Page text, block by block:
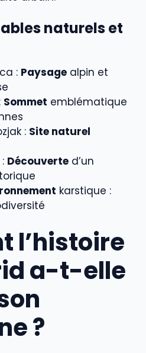
naturels et
: Paysage alpin et
Sommet emblématique
: Site naturel
Découverte d’un
karstique :
l’histoire
a-t-elle
?